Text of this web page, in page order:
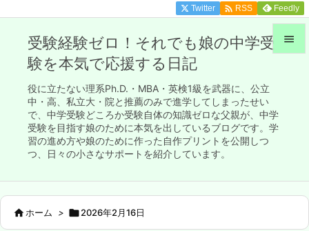
受験経験ゼロ！それでも娘の中学受
験を本気で応援する日記
役に立たない理系Ph.D.・MBA・英検1級を武器に、公立
中・高、私立大・院と推薦のみで進学してしまったせい
で、中学受験どころか受験自体の知識ゼロな父親が、中学
受験を目指す娘のために本気を出しているブログです。学
習の進め方や娘のために作った自作プリントを公開しつ
つ、日々の小さなサポートを紹介しています。

Twitter  RSS Feedly
ホーム > 2026年2月16日